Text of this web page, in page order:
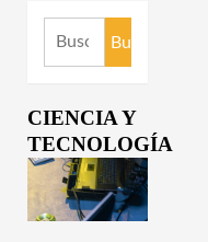
Buscar:
CIENCIA Y
TECNOLOGÍA